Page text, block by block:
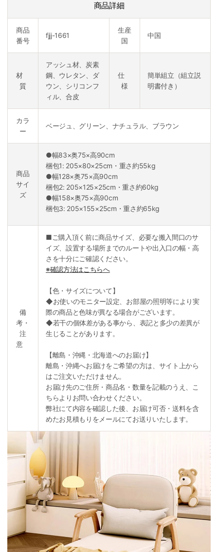
商品詳細
商品
番号
fjjj-1661
生産
国
中国
材
質
アッシュ材、炭素
鋼、ウレタン、ダ
ウン、シリコンフ
ィル、合皮
仕
様
簡単組立（組立説
明書付き）
カラ
ー
ベージュ、グリーン、ナチュラル、ブラウン
商品
サイ
ズ
●幅83×奥75×高90cm
梱包1: 205×80×25cm・重さ約55kg
●幅128×奥75×高90cm
梱包2: 205×125×25cm・重さ約60kg
●幅158×奥75×高90cm
梱包3: 205×155×25cm・重さ約65kg
備
考・
注
意
■ご購入頂く前に商品サイズ、必要な搬入間口のサ
イズ、設置する場所までのルートや出入口の幅・高
さを十分にご確認ください。
※確認方法はこちらへ
【色・サイズについて】
◆お使いのモニター設定、お部屋の照明等により実
際の商品と色味が異なる場合がございます。
◆若干の個体差がある事から、表記と多少の差異が
生じることがあります。
【離島・沖縄・北海道へのお届け】
離島・沖縄へお届けをご希望の方は、サイト上から
はご注文いただけません。
お届け先のご住所・商品名・数量を記載のうえ、こ
ちらよりお問い合わせください。
弊社にて内容を確認した後、お届け可否・送料を含
めたお見積もりをメールにてお送りいたします。